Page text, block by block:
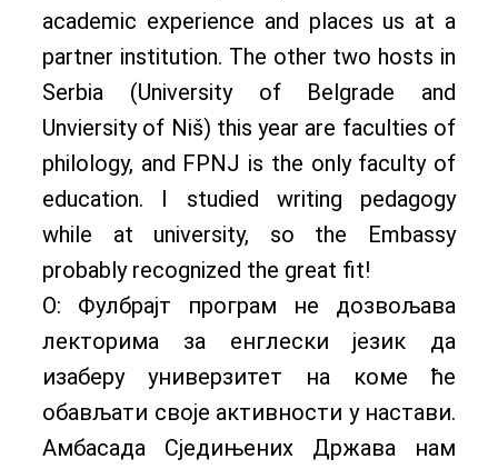
academic experience and places us at a
partner institution. The other two hosts in
Serbia (University of Belgrade and
Unviersity of Niš) this year are faculties of
philology, and FPNJ is the only faculty of
education. I studied writing pedagogy
while at university, so the Embassy
probably recognized the great fit!
О: Фулбрајт програм не дозвољава
лекторима за енглески језик да
изаберу универзитет на коме ће
обављати своје активности у настави.
Амбасада Сједињених Држава нам